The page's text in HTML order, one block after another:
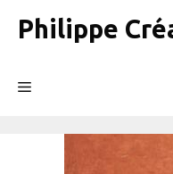
Philippe
Menu